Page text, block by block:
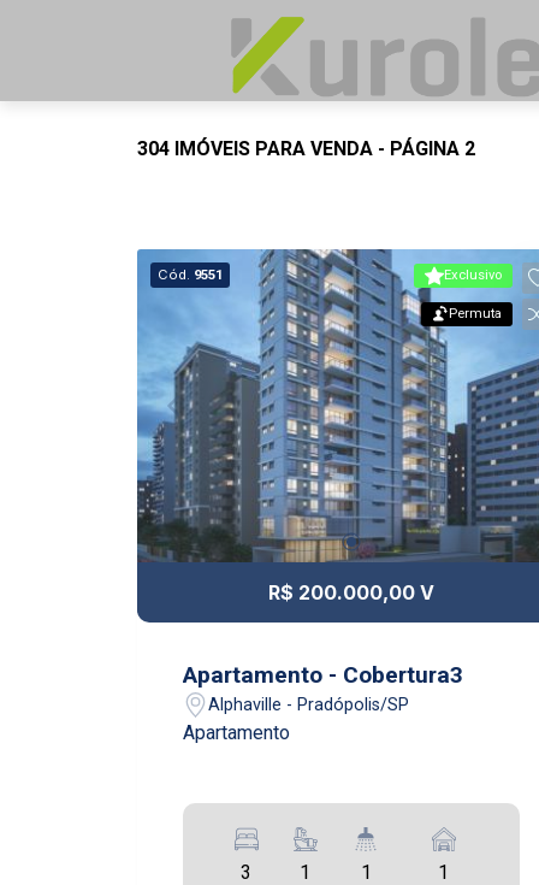
304 IMÓVEIS PARA VENDA - PÁGINA 2
Exclusivo
Permuta
Cód. 9551
R$ 200.000,00 V
Apartamento - Cobertura3
Alphaville - Pradópolis/SP
Apartamento
3 1 1 1